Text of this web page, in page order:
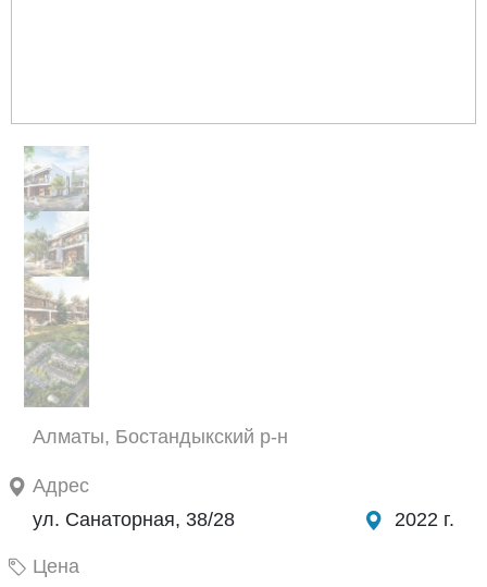
Алматы, Бостандыкский р-н
Адрес
ул. Санаторная, 38/28
2022 г.
Цена